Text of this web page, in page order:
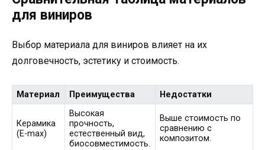
для виниров
Выбор материала для виниров влияет на их
долговечность, эстетику и стоимость.
Материал Преимущества Недостатки
Керамика
(E-max)
Высокая
прочность,
естественный вид,
биосовместимость.
Выше стоимость по
сравнению с
композитом.